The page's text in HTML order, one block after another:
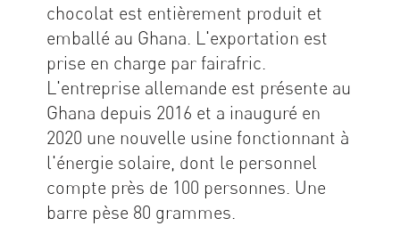
chocolat est entièrement produit et
emballé au Ghana. L'exportation est
prise en charge par fairafric.
L'entreprise allemande est présente au
Ghana depuis 2016 et a inauguré en
2020 une nouvelle usine fonctionnant à
l'énergie solaire, dont le personnel
compte près de 100 personnes. Une
barre pèse 80 grammes.